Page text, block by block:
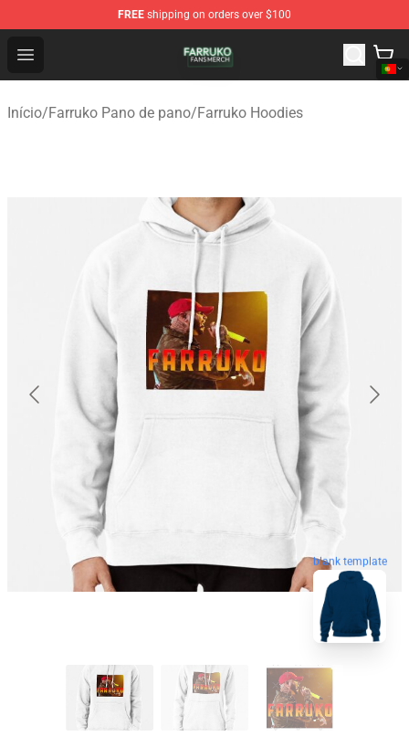
FREE shipping on orders over $100
Open menu
Farruko Shop - Official Farruko Merchandise Store
Início/Farruko Pano de pano/Farruko Hoodies
blank template